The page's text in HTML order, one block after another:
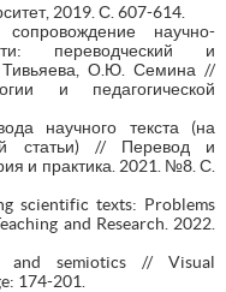
2019. С. 607-614.
научно-
переводческий и
Тивьяева, О.Ю. Семина //
и педагогической
научного текста (на
статьи) // Перевод и
и практика. 2021. №8. С.
scientific texts: Problems
and Research. 2022.
and semiotics // Visual
174-201.